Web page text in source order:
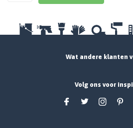
Wat andere klanten
Volg ons voor